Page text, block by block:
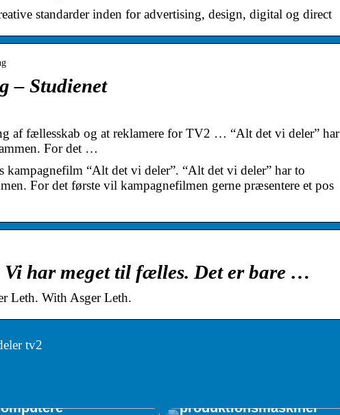
standarder inden for advertising, design, digital og direct
– Studienet
af fællesskab og at reklamere for TV2 … “Alt det vi deler” har
For det …
“Alt det vi deler”. “Alt det vi deler” har to
For det første vil kampagnefilmen gerne præsentere et pos
Vi har meget til fælles. Det er bare …
Leth. With Asger Leth.
tv2
Disse
produktionsmaskiner